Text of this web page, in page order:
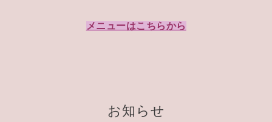
メニューはこちらから
お知らせ